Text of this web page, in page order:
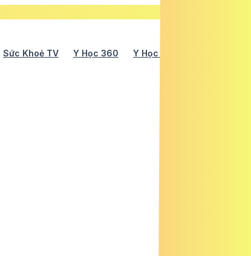
Sức Khoẻ TV Y Học 360 Y Học Cổ Truyền